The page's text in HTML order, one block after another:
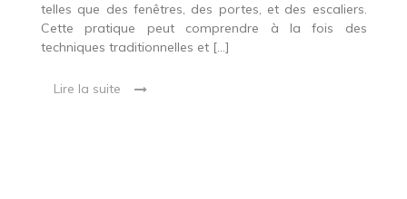
telles que des fenêtres, des portes, et des escaliers.
Cette pratique peut comprendre à la fois des
techniques traditionnelles et […]
Lire la suite